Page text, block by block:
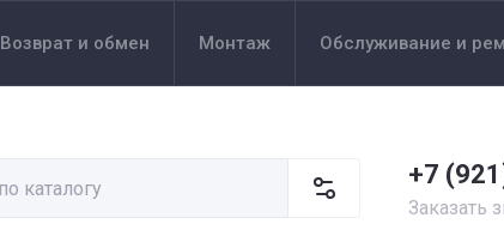
Возврат и обмен Монтаж Обслуживание и
+7
Заказать